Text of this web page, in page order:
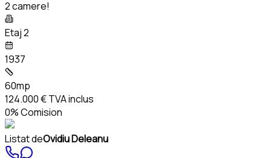
2 camere!
Etaj 2
1937
60mp
124.000 €TVA inclus
0% Comision
Listat deOvidiu Deleanu